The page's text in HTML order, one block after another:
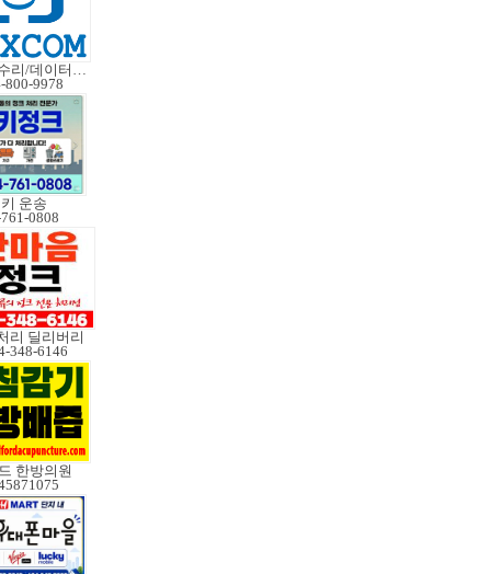
노트북수리/데이터복구
800-9978
운송
0808
리 딜리버리
348-6146
한방의원